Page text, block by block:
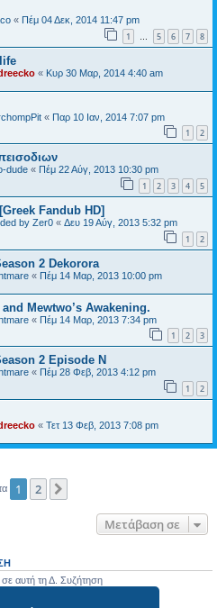
« Πέμ 04 Δεκ, 2014 11:47 pm
1 … 5 6 7 8
« Κυρ 30 Μαρ, 2014 4:40 am
« Παρ 10 Ιαν, 2014 7:07 pm
1 2
dude « Πέμ 22 Αύγ, 2013 10:30 pm
1 2 3 4 5
Fandub HD]
by Zer0 « Δευ 19 Αύγ, 2013 5:32 pm
1 2
2 Dekorora
« Πέμ 14 Μαρ, 2013 10:00 pm
Mewtwo’s Awakening.
« Πέμ 14 Μαρ, 2013 7:34 pm
1 2 3
2 Episode N
« Πέμ 28 Φεβ, 2013 4:12 pm
1 2
« Τετ 13 Φεβ, 2013 7:08 pm
1 2
Μετάβαση σε
σε αυτή τη Δ. Συζήτηση
σας σε αυτή τη Δ. Συζήτηση